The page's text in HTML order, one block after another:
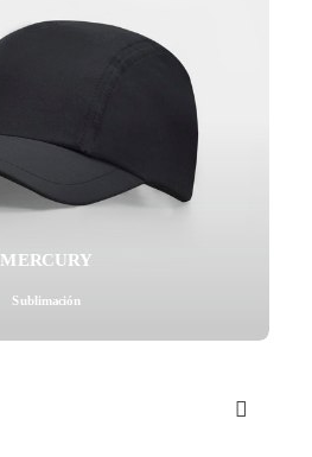
MERCURY
Sublimación